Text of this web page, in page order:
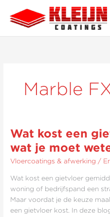
naar
inhoud
Marble
Wat kost een
wat je moet
Vloercoatings & afwerking /
Wat kost een gietvloer
woning of bedrijfspand een
Maar voordat je de keuze
een gietvloer kost. In deze
Wat
een
gietvloer?